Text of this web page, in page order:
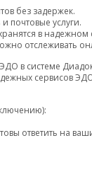
р. 10 дн
р. 10 (14) дн
р. 4 (6) дн
р. 6 (7) дн
без задержек.
почтовые услуги.
в надежном
отслеживать
в системе
сервисов
ответить на